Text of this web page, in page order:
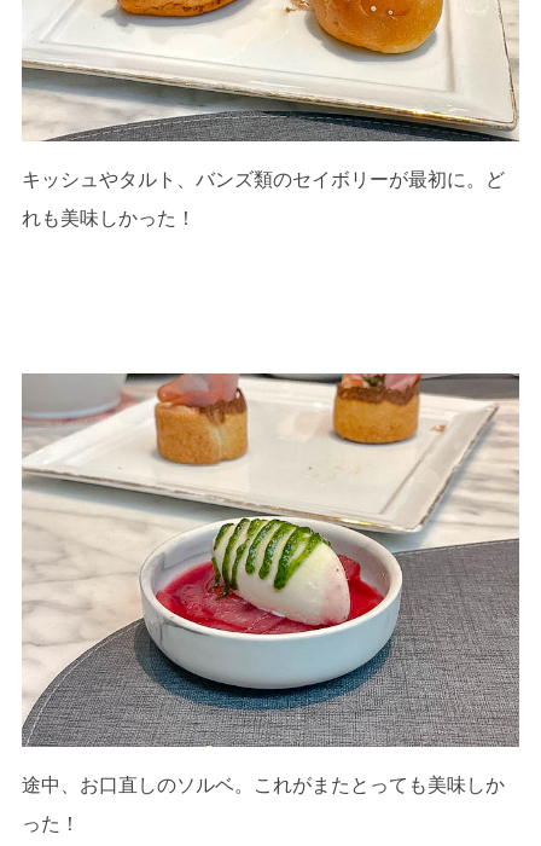
キッシュやタルト、バンズ類のセイボリーが最初に。ど
れも美味しかった！
途中、お口直しのソルベ。これがまたとっても美味しか
った！